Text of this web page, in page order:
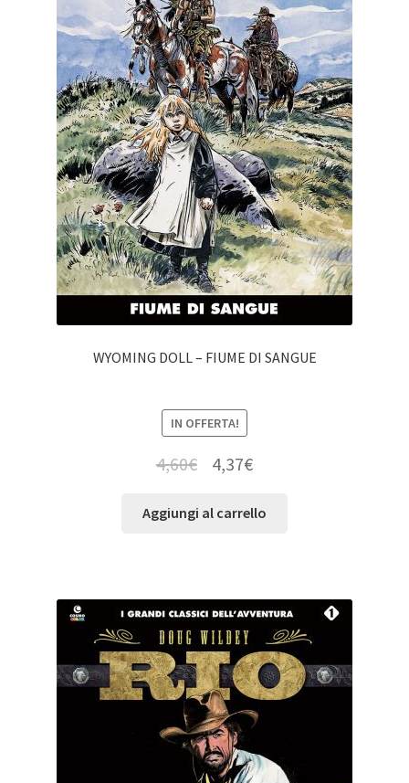
WYOMING DOLL – FIUME DI SANGUE
IN OFFERTA!
4,60€ 4,37€
Aggiungi al carrello